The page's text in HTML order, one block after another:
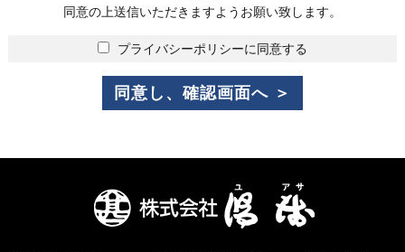
同意の上送信いただきますようお願い致します。
プライバシーポリシーに同意する